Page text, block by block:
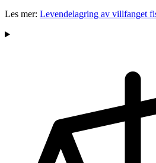
Les mer: Levendelagring av villfanget